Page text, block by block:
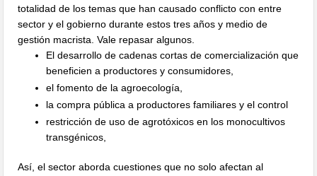
totalidad de los temas que han causado conflicto con entre
sector y el gobierno durante estos tres años y medio de
gestión macrista. Vale repasar algunos.
El desarrollo de cadenas cortas de comercialización que
beneficien a productores y consumidores,
el fomento de la agroecología,
la compra pública a productores familiares y el control
restricción de uso de agrotóxicos en los monocultivos
transgénicos,
Así, el sector aborda cuestiones que no solo afectan al